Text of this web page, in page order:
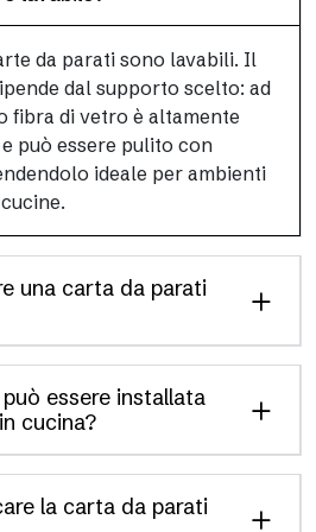
da parati sono lavabili. Il
dal supporto scelto: ad
fibra di vetro è altamente
può essere pulito con
ideale per ambienti
una carta da parati
essere installata
cucina?
la carta da parati